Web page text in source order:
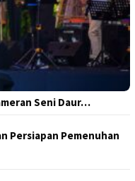
Seni Daur…
Persiapan Pemenuhan